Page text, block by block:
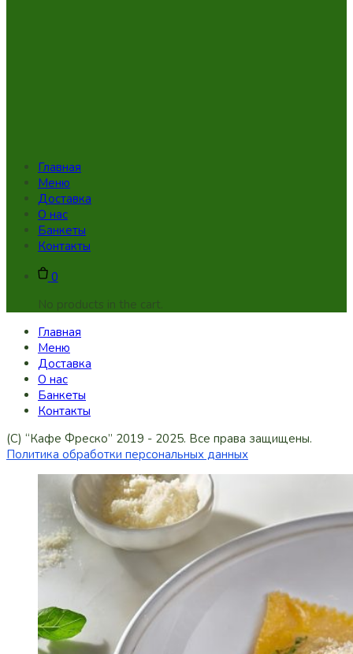
Главная
Меню
Доставка
О нас
Банкеты
Контакты
0
No products in the cart.
Главная
Меню
Доставка
О нас
Банкеты
Контакты
(C) “Кафе Фреско” 2019 - 2025. Все права защищены.
Политика обработки персональных данных